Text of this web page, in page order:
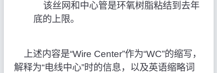
该丝网和中心管是环氧树脂粘结到去年
底的上限。
上述内容是“Wire Center”作为“WC”的缩写，
解释为“电线中心”时的信息，以及英语缩略词